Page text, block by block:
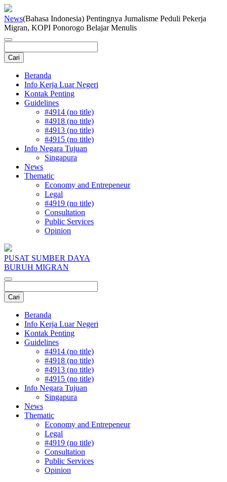
News(Bahasa Indonesia) Pentingnya Jurnalisme Peduli Pekerja
Migran, KOPI Ponorogo Belajar Menulis
Beranda
Info Kerja Luar Negeri
Kontak Penting
Guidelines
#4914 (no title)
#4918 (no title)
#4913 (no title)
#4915 (no title)
Info Negara Tujuan
Singapura
News
Thematic
Economy and Entrepeneur
Legal
#4919 (no title)
Consultation
Public Services
Opinion
PUSAT SUMBER DAYA
BURUH MIGRAN
Beranda
Info Kerja Luar Negeri
Kontak Penting
Guidelines
#4914 (no title)
#4918 (no title)
#4913 (no title)
#4915 (no title)
Info Negara Tujuan
Singapura
News
Thematic
Economy and Entrepeneur
Legal
#4919 (no title)
Consultation
Public Services
Opinion